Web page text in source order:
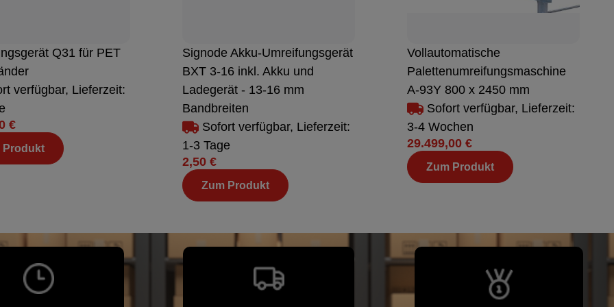
Q31 für PET
verfügbar, Lieferzeit:
€
Produkt
Signode Akku-Umreifungsgerät
BXT 3-16 inkl. Akku und
Ladegerät - 13-16 mm
Bandbreiten
Sofort verfügbar, Lieferzeit:
1-3 Tage
2,50 €
Zum Produkt
Vollautomatische
Palettenumreifungsmaschine
A-93Y 800 x 2450 mm
Sofort verfügbar, Lieferzeit:
3-4 Wochen
29.499,00 €
Zum Produkt